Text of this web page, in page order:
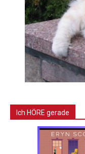
Ich HÖRE gerade